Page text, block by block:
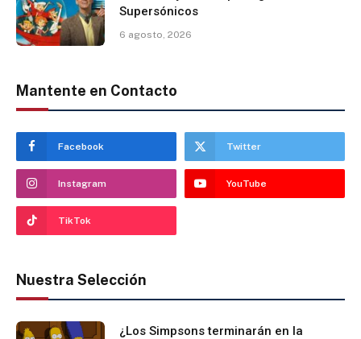
Supersónicos
6 agosto, 2026
Mantente en Contacto
Facebook Twitter
Instagram YouTube
TikTok
Nuestra Selección
¿Los Simpsons terminarán en la